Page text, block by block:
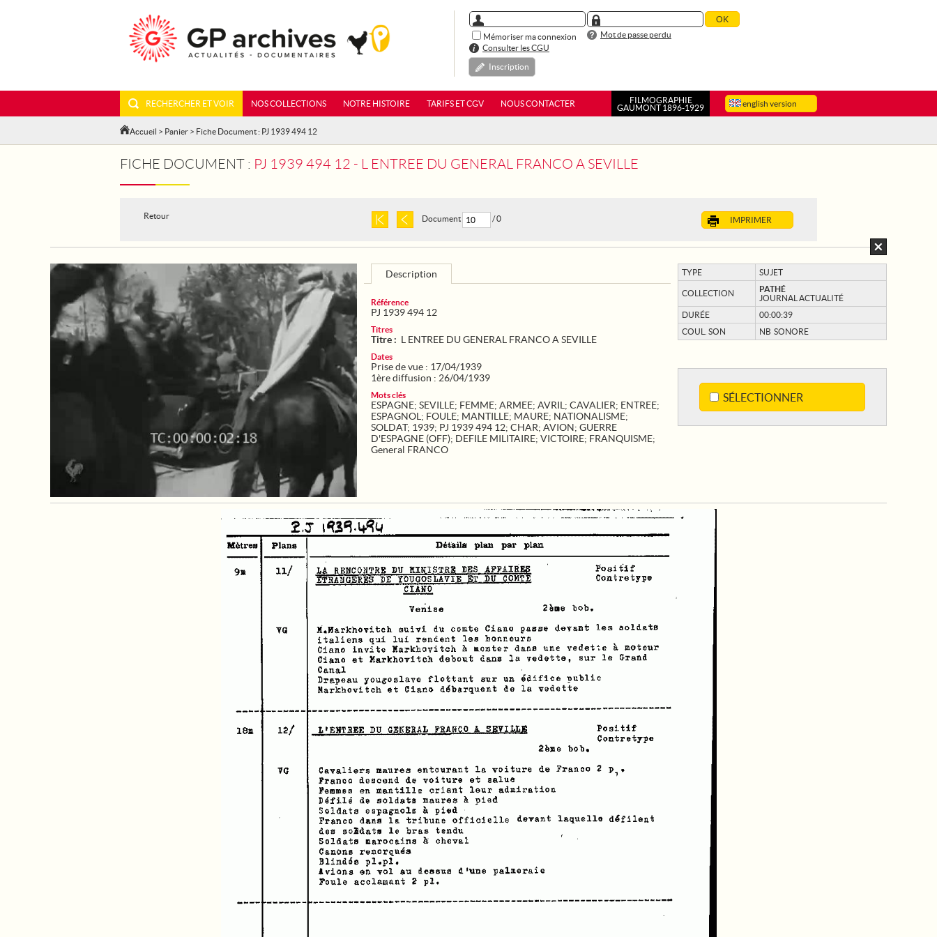
Mémoriser ma connexion
Mot de passe perdu
Consulter les CGU
Inscription
english version
RECHERCHER ET VOIR NOS COLLECTIONS NOTRE HISTOIRE TARIFS ET CGV NOUS CONTACTER
FILMOGRAPHIE
GAUMONT 1896-1929
Accueil > Panier > Fiche Document : PJ 1939 494 12
FICHE DOCUMENT : PJ 1939 494 12 - L ENTREE DU GENERAL FRANCO A SEVILLE
Retour IMPRIMER
Document / 0
TYPE SUJET
COLLECTION
PATHÉ
JOURNAL ACTUALITÉ
DURÉE
00:00:39
COUL. SON
NB SONORE
SÉLECTIONNER
Description
Référence
PJ 1939 494 12
Titres
Titre : L ENTREE DU GENERAL FRANCO A SEVILLE
Dates
Prise de vue : 17/04/1939
1ère diffusion : 26/04/1939
Mots clés
ESPAGNE; SEVILLE; FEMME; ARMEE; AVRIL ; CAVALIER; ENTREE;
ESPAGNOL ; FOULE; MANTILLE; MAURE; NATIONALISME;
SOLDAT; 1939; PJ 1939 494 12; CHAR; AVION; GUERRE
D'ESPAGNE (OFF); DEFILE MILITAIRE; VICTOIRE; FRANQUISME;
General FRANCO